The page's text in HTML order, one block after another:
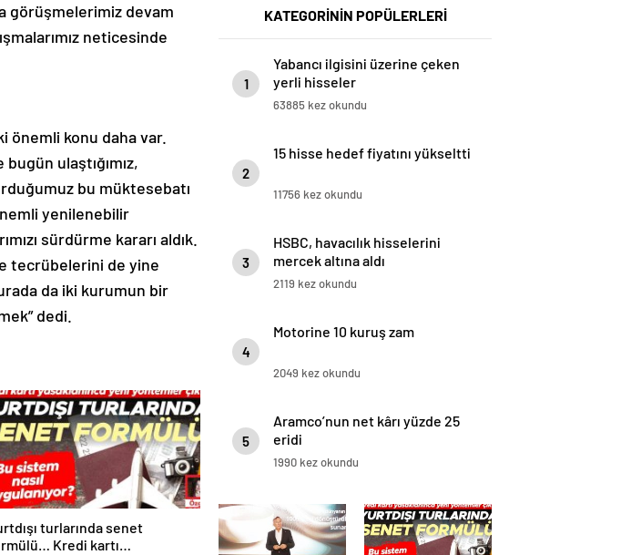
görüşmelerimiz devam
neticesinde
önemli konu daha var.
ulaştığımız,
bu müktesebatı
yenilenebilir
sürdürme kararı aldık.
tecrübelerini de yine
da iki kurumun bir
dedi.
turlarında senet
Kredi kartı
KATEGORİNİN POPÜLERLERİ
1
Yabancı ilgisini üzerine çeken
yerli hisseler
63885 kez okundu
2
15 hisse hedef fiyatını yükseltti
11756 kez okundu
3
HSBC, havacılık hisselerini
mercek altına aldı
2119 kez okundu
4
Motorine 10 kuruş zam
2049 kez okundu
5
Aramco’nun net kârı yüzde 25
eridi
1990 kez okundu